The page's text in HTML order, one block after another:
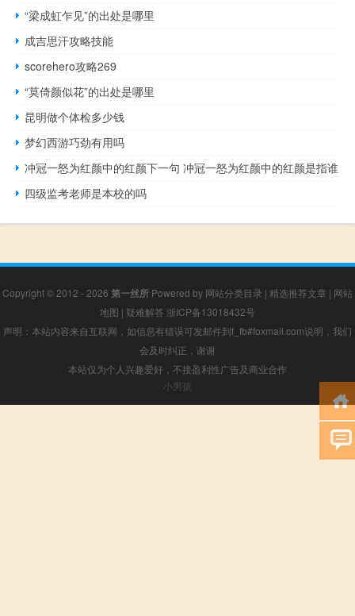
“梁成虹乍见”的出处是哪里
成吉思汗攻略技能
scorehero攻略269
“莫倚颜似花”的出处是哪里
昆明做个体检多少钱
梦幻西游巧劲有用吗
冲冠一怒为红颜中的红颜下一句 冲冠一怒为红颜中的红颜是指谁
四级监考老师是本校的吗
Copyright © 2012 - 2026 第一丝所 Powered by 网站分类目录 | 精选推荐文章 | 网站
地图 | 疑难解答 浙ICP备13018432号
声明：本站内容来自互联网，如信息有错误可发邮件到f_fb#foxmail.com说明，我们
会及时纠正，谢谢
本站仅为个人兴趣爱好，不接盈利性广告及商业合作
小男孩